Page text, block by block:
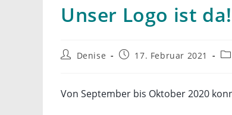
Unser Logo ist da!
Beitrags-
Denise
Beitrag17. Februar 2021
Von September bis Oktober 2020